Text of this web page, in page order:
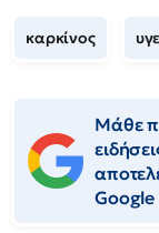
καρκίνος
Μάθε
Google